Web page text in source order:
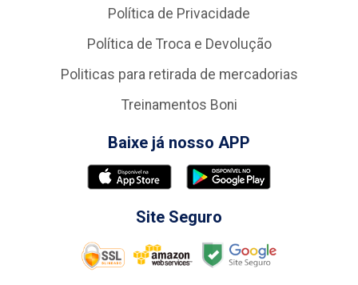
Política de Privacidade
Política de Troca e Devolução
Politicas para retirada de mercadorias
Treinamentos Boni
Baixe já nosso APP
Site Seguro